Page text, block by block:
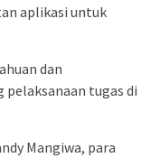
aplikasi untuk
dan
tugas di
Mangiwa, para